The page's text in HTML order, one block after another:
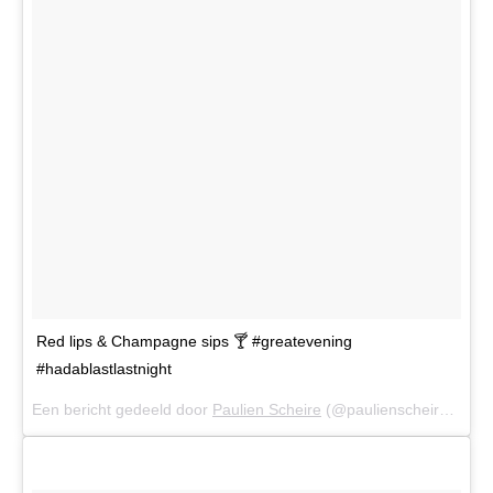
Red lips & Champagne sips 🍸 #greatevening
#hadablastlastnight
Een bericht gedeeld door Paulien Scheire (@paulienscheire) op